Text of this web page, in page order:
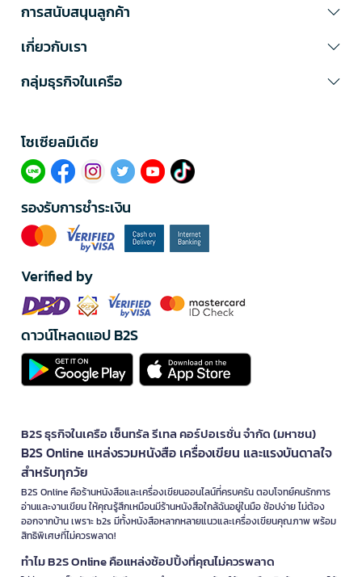
การสนับสนุนลูกค้า
เกี่ยวกับเรา
กลุ่มธุรกิจในเครือ
โซเซียลมีเดีย​
รองรับการชำระเงิน
Verified by
ดาวน์โหลดแอป B2S
B2S ธุรกิจในเครือ เซ็นทรัล รีเทล คอร์ปอเรชั่น จำกัด (มหาชน)
B2S Online แหล่งรวมหนังสือ เครื่องเขียน และแรงบันดาลใจ
สำหรับทุกวัย
B2S Online คือร้านหนังสือและเครื่องเขียนออนไลน์ที่ครบครัน ตอบโจทย์คนรักการ
อ่านและงานเขียน ให้คุณรู้สึกเหมือนมีร้านหนังสือใกล้ฉันอยู่ในมือ ช้อปง่าย ไม่ต้อง
ออกจากบ้าน เพราะ b2s มีทั้งหนังสือหลากหลายแนวและเครื่องเขียนคุณภาพ พร้อม
สิทธิพิเศษที่ไม่ควรพลาด!
ทำไม B2S Online คือแหล่งช้อปปิ้งที่คุณไม่ควรพลาด